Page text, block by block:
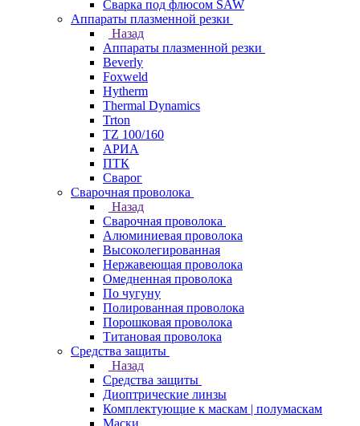
Сварка под флюсом SAW
Аппараты плазменной резки
Назад
Аппараты плазменной резки
Beverly
Foxweld
Hytherm
Thermal Dynamics
Trton
TZ 100/160
АРИА
ПТК
Сварог
Сварочная проволока
Назад
Сварочная проволока
Алюминиевая проволока
Высоколегированная
Нержавеющая проволока
Омедненная проволока
По чугуну
Полированная проволока
Порошковая проволока
Титановая проволока
Средства защиты
Назад
Средства защиты
Диоптрические линзы
Комплектующие к маскам | полумаскам
Маски